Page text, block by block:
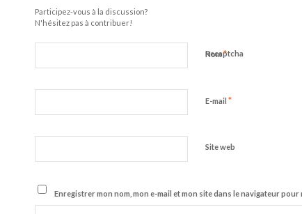
Participez-vous à la discussion?
N'hésitez pas à contribuer!
Nom*
E-mail *
Site web
Enregistrer mon nom, mon e-mail et mon site dans le navigateur
Recaptcha